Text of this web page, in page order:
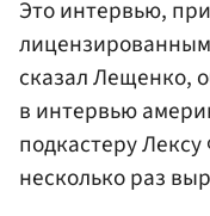
Это интервью,
сказал Лещенко,
в интервью
подкастеру
несколько раз